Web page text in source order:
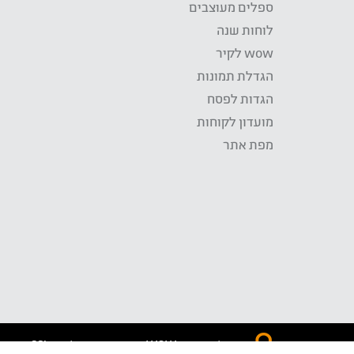
ספלים מעוצבים
לוחות שנה
wow לקיר
הגדלת תמונות
הגדות לפסח
מועדון לקוחות
מפת אתר
התשלום באתר WOW מאובטח בטכנולוגית SSL